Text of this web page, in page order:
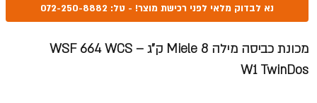
נא לבדוק מלאי לפני רכישת מוצר! - טל: 072-250-8882
מכונת כביסה מילה Miele 8 ק"ג WSF 664 WCS –
W1 TwinDos